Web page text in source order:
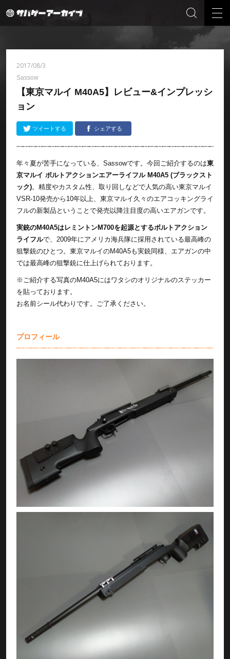
2017/08/3
Sassow
【東京マルイ M40A5】レビュー&インプレッシ
ョン
ツイートする シェアする
年々夏が苦手になっている、Sassowです。今回ご紹介するのは東
京マルイ ボルトアクションエアーライフル M40A5 (ブラックスト
ック)。精度やカスタム性、取り回しなどで人気の高い東京マルイ
VSR-10発売から10年以上、東京マルイ久々のエアコッキングライ
フルの新製品ということで発売以降注目度の高いエアガンです。
実銃のM40A5はレミントンM700を起源とするボルトアクション
ライフルで、2009年にアメリカ海兵隊に採用されている最高峰の
狙撃銃のひとつ。東京マルイのM40A5も実銃同様、エアガンの中
では最高峰の狙撃銃に仕上げられております。
※ご紹介する写真のM40A5にはワタシのオリジナルのステッカー
を貼っております。
お名前シール代わりです。ご了承ください。
プロフィール